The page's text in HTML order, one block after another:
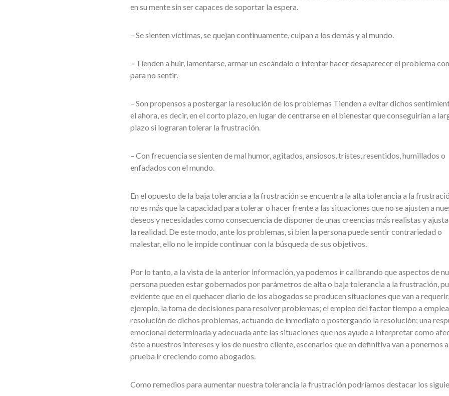
en su mente sin ser capaces de soportar la espera.
– Se sienten víctimas, se quejan continuamente, culpan a los demás y al mundo.
– Tienden a huir, lamentarse, armar un escándalo o intentar hacer desaparecer el problema
para no sentir.
– Son propensos a postergar la resolución de los problemas Tienden a evitar dichos
el ahora, es decir, en el corto plazo, en lugar de centrarse en el bienestar que conseguirían a
plazo si lograran tolerar la frustración.
– Con frecuencia se sienten de mal humor, agitados, ansiosos, tristes, resentidos, humillados o
enfadados con el mundo.
En el opuesto de la baja tolerancia a la frustración se encuentra la alta tolerancia a la
no es más que la capacidad para tolerar o hacer frente a las situaciones que no se ajusten a
deseos y necesidades como consecuencia de disponer de unas creencias más realistas y
la realidad. De este modo, ante los problemas, si bien la persona puede sentir contrariedad o
malestar, ello no le impide continuar con la búsqueda de sus objetivos.
Por lo tanto, a la vista de la anterior información, ya podemos ir calibrando que aspectos de
persona pueden estar gobernados por parámetros de alta o baja tolerancia a la frustración,
evidente que en el quehacer diario de los abogados se producen situaciones que van a
ejemplo, la toma de decisiones para resolver problemas; el empleo del factor tiempo a
resolución de dichos problemas, actuando de inmediato o postergando la resolución; una
emocional determinada y adecuada ante las situaciones que nos ayude a interpretar como
éste a nuestros intereses y los de nuestro cliente, escenarios que en definitiva van a ponernos a
prueba ir creciendo como abogados.
Como remedios para aumentar nuestra tolerancia la frustración podríamos destacar los